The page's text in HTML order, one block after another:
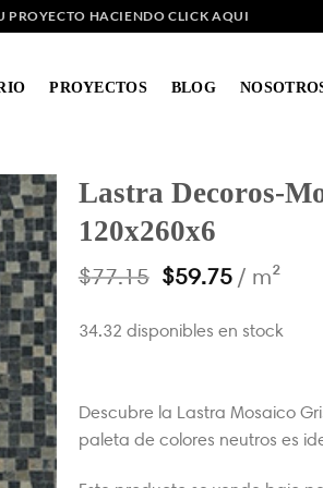
PROYECTO HACIENDO CLICK AQUI
PROYECTOS BLOG
Lastra Decoros-
120x260x6
$77.15 $59.75 / m²
34.32 disponibles en stock
Descubre la Lastra Mosaico
paleta de colores neutros es